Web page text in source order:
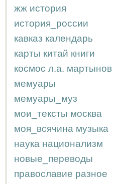
жж история
история_россии
кавказ календарь
карты китай книги
космос л.а. мартынов
мемуары
мемуары_муз
мои_тексты москва
моя_всячина музыка
наука национализм
новые_переводы
православие разное